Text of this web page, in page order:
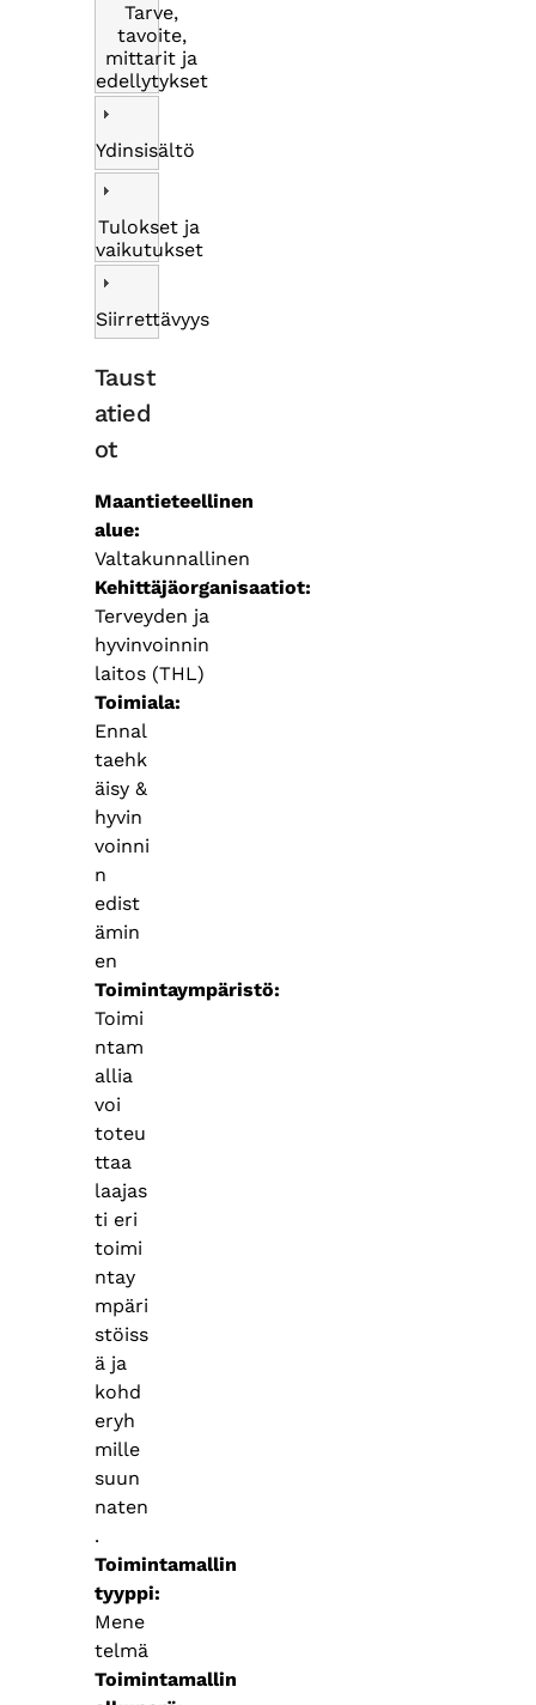
Tarve,
tavoite,
mittarit ja
edellytykset
Ydinsisältö
Tulokset ja
vaikutukset
Siirrettävyys
Taust
atied
ot
Maantieteellinen
alue
Valtakunnallinen
Kehittäjäorganisaatiot
Terveyden ja
hyvinvoinnin
laitos (THL)
Toimiala
Ennal
taehk
äisy &
hyvin
voinni
n
edist
ämin
en
Toimintaympäristö
Toimi
ntam
allia
voi
toteu
ttaa
laajas
ti eri
toimi
ntay
mpäri
stöiss
ä ja
kohd
eryh
mille
suun
naten
.
Toimintamallin
tyyppi
Mene
telmä
Toimintamallin